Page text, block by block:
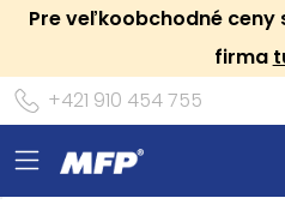
Pre veľkoobchodné
firma
+421 910 454 755